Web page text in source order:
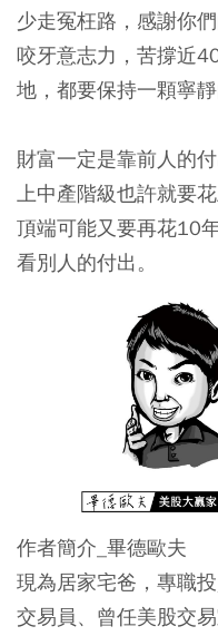
少走冤枉路，感謝你
咬牙意志力，苦撐近
地，都要保持一顆寧靜
財富一定是靠前人的
上中產階級也許就要
頂端可能又要再花10
看別人的付出。
作者簡介_畢德歐夫
現為居家宅爸，專職投
交易員、曾任美股交